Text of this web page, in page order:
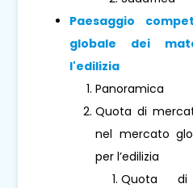
Paesaggio
globale dei
l'edilizia
Panoramica
Quota di
nel mercato
per l’edilizia
Quota di